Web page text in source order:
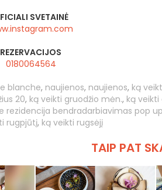
SVETAINĖ
REZERVACIJOS
0180064564
blanche, naujienos, naujienos, ką
20, ką veikti gruodžio mėn., ką veikti
rezidencija bendradarbiavimas pop
rugpjūtį, ką veikti rugsėjį
TAIP PAT